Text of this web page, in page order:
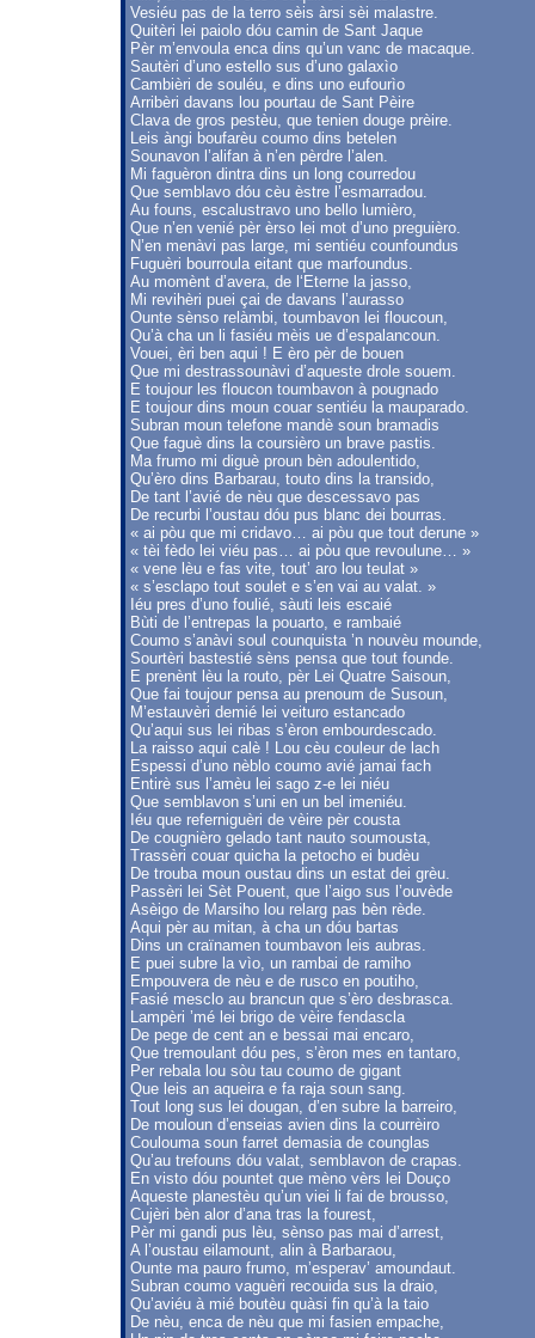
Vesiéu pas de la terro sèis àrsi sèi malastre.
Quitèri lei paiolo dóu camin de Sant Jaque
Pèr m’envoula enca dins qu’un vanc de macaque.
Sautèri d’uno estello sus d’uno galaxìo
Cambièri de souléu, e dins uno eufourìo
Arribèri davans lou pourtau de Sant Pèire
Clava de gros pestèu, que tenien douge prèire.
Leis àngi boufarèu coumo dins betelen
Sounavon l’alifan à n’en pèrdre l’alen.
Mi faguèron dintra dins un long courredou
Que semblavo dóu cèu èstre l’esmarradou.
Au founs, escalustravo uno bello lumièro,
Que n’en venié pèr èrso lei mot d’uno preguièro.
N’en menàvi pas large, mi sentiéu counfoundus
Fuguèri bourroula eitant que marfoundus.
Au momènt d’avera, de l‘Eterne la jasso,
Mi revihèri puei çai de davans l’aurasso
Ounte sènso relàmbi, toumbavon lei floucoun,
Qu’à cha un li fasiéu mèis ue d’espalancoun.
Vouei, èri ben aqui ! E èro pèr de bouen
Que mi destrassounàvi d’aqueste drole souem.
E toujour les floucon toumbavon à pougnado
E toujour dins moun couar sentiéu la mauparado.
Subran moun telefone mandè soun bramadis
Que faguè dins la coursièro un brave pastis.
Ma frumo mi diguè proun bèn adoulentido,
Qu’èro dins Barbarau, touto dins la transido,
De tant l’avié de nèu que descessavo pas
De recurbi l’oustau dóu pus blanc dei bourras.
« ai pòu que mi cridavo… ai pòu que tout derune »
« tèi fèdo lei viéu pas… ai pòu que revoulune… »
« vene lèu e fas vite, tout’ aro lou teulat »
« s’esclapo tout soulet e s’en vai au valat. »
Iéu pres d’uno foulié, sàuti leis escaié
Bùti de l’entrepas la pouarto, e rambaié
Coumo s’anàvi soul counquista ’n nouvèu mounde,
Sourtèri bastestié sèns pensa que tout founde.
E prenènt lèu la routo, pèr Lei Quatre Saisoun,
Que fai toujour pensa au prenoum de Susoun,
M’estauvèri demié lei veituro estancado
Qu’aqui sus lei ribas s’èron embourdescado.
La raisso aqui calè ! Lou cèu couleur de lach
Espessi d’uno nèblo coumo avié jamai fach
Entirè sus l’amèu lei sago z-e lei niéu
Que semblavon s’uni en un bel imeniéu.
Iéu que referniguèri de vèire pèr cousta
De cougnièro gelado tant nauto soumousta,
Trassèri couar quicha la petocho ei budèu
De trouba moun oustau dins un estat dei grèu.
Passèri lei Sèt Pouent, que l’aigo sus l’ouvède
Asèigo de Marsiho lou relarg pas bèn rède.
Aqui pèr au mitan, à cha un dóu bartas
Dins un craïnamen toumbavon leis aubras.
E puei subre la vìo, un rambai de ramiho
Empouvera de nèu e de rusco en poutiho,
Fasié mesclo au brancun que s’èro desbrasca.
Lampèri ’mé lei brigo de vèire fendascla
De pege de cent an e bessai mai encaro,
Que tremoulant dóu pes, s’èron mes en tantaro,
Per rebala lou sòu tau coumo de gigant
Que leis an aqueira e fa raja soun sang.
Tout long sus lei dougan, d’en subre la barreiro,
De mouloun d’enseias avien dins la courrèiro
Coulouma soun farret demasia de counglas
Qu’au trefouns dóu valat, semblavon de crapas.
En visto dóu pountet que mèno vèrs lei Douço
Aqueste planestèu qu’un viei li fai de brousso,
Cujèri bèn alor d’ana tras la fourest,
Pèr mi gandi pus lèu, sènso pas mai d’arrest,
A l’oustau eilamount, alin à Barbaraou,
Ounte ma pauro frumo, m’esperav’ amoundaut.
Subran coumo vaguèri recouida sus la draio,
Qu’aviéu à mié boutèu quàsi fin qu’à la taio
De nèu, enca de nèu que mi fasien empache,